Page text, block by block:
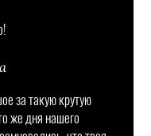
за такую крутую
же дня нашего